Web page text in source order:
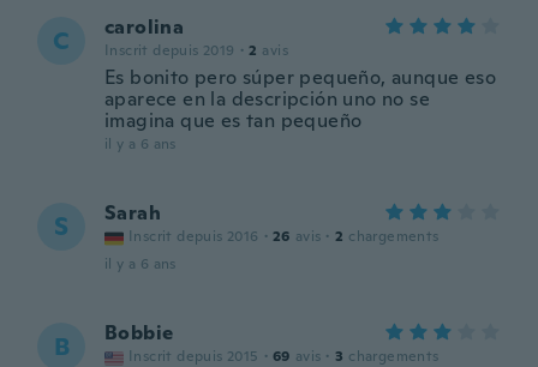
C carolina
Inscrit depuis 2019 · 2 avis
Es bonito pero súper pequeño, aunque eso
aparece en la descripción uno no se
imagina que es tan pequeño
il y a 6 ans
S Sarah
Inscrit depuis 2016 · 26 avis · 2 chargements
il y a 6 ans
B Bobbie
Inscrit depuis 2015 · 69 avis · 3 chargements